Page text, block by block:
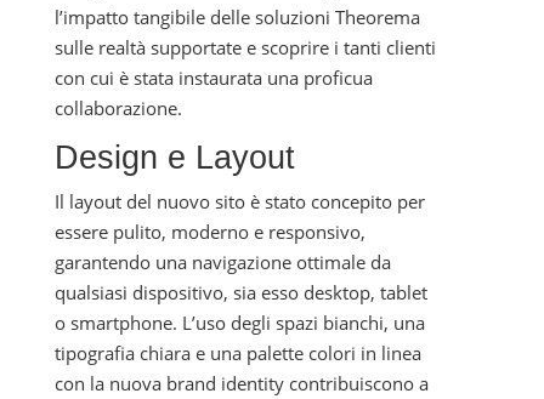
l’impatto tangibile delle soluzioni Theorema
sulle realtà supportate e scoprire i tanti clienti
con cui è stata instaurata una proficua
collaborazione.
Design e Layout
Il layout del nuovo sito è stato concepito per
essere pulito, moderno e responsivo,
garantendo una navigazione ottimale da
qualsiasi dispositivo, sia esso desktop, tablet
o smartphone. L’uso degli spazi bianchi, una
tipografia chiara e una palette colori in linea
con la nuova brand identity contribuiscono a